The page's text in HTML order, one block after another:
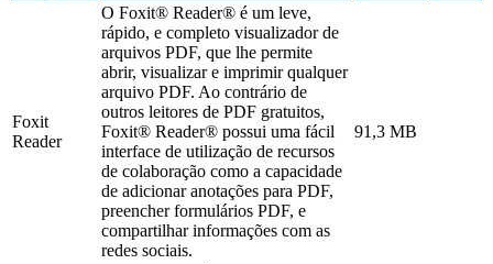
Foxit
Reader
O Foxit® Reader® é um leve,
rápido, e completo visualizador de
arquivos PDF, que lhe permite
abrir, visualizar e imprimir qualquer
arquivo PDF. Ao contrário de
outros leitores de PDF gratuitos,
Foxit® Reader® possui uma fácil
interface de utilização de recursos
de colaboração como a capacidade
de adicionar anotações para PDF,
preencher formulários PDF, e
compartilhar informações com as
redes sociais.
91,3 MB